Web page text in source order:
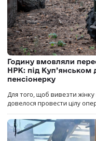
Годину вмовляли
НРК: під Куп’янськом
пенсіонерку
Для того, щоб вивезти
довелося провести цілу